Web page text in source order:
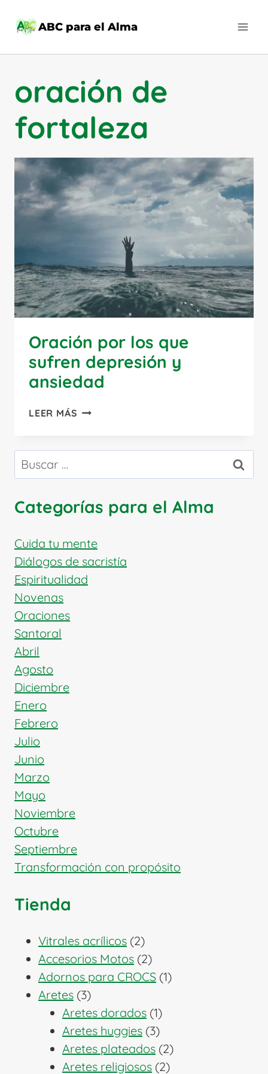
ABC para el Alma
oración de
fortaleza
Oración por los que
sufren depresión y
ansiedad
LEER MÁS ORACIÓN
QUE
DEPRESIÓN
ANSIEDAD
Buscar:
Categorías para el Alma
Cuida tu mente
Diálogos de sacristía
Espiritualidad
Novenas
Oraciones
Santoral
Abril
Agosto
Diciembre
Enero
Febrero
Julio
Junio
Marzo
Mayo
Noviembre
Octubre
Septiembre
Transformación con propósito
Tienda
Vitrales acrílicos 22
productos
Accesorios Motos 22
productos
Adornos para CROCS 11
Aretes 33
productos
Aretes dorados 11
producto
Aretes huggies 33
productos
Aretes plateados 22
productos
Aretes religiosos 22